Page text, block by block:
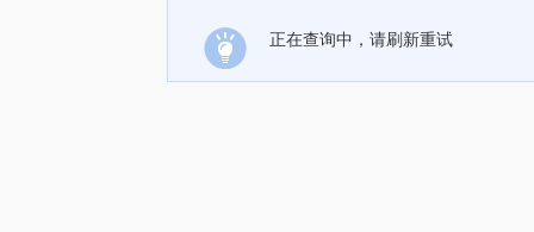
正在查询中，请刷新重试